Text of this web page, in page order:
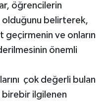
öğrencilerin
olduğunu belirterek,
ve onların
önemli
çok değerli bulan
ilgilenen